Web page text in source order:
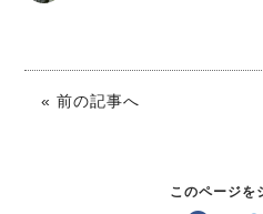
« 前の記事へ
このページを